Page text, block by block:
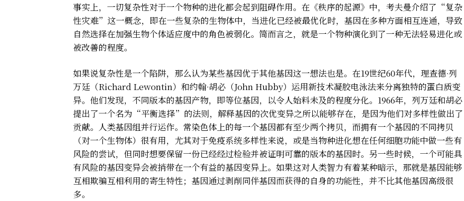
事实上，一切复杂性对于一个物种的进化都会起到阻碍作用。在《秩序的起源》中，考夫曼介绍了“复杂
性灾难”这一概念，即在一些复杂的生物体中，当进化已经被最优化时，基因在多种方面相互连通，导致
自然选择在加强生物个体适应度中的角色被弱化。简而言之，就是一个物种演化到了一种无法轻易进化或
被改善的程度。
如果说复杂性是一个陷阱，那么认为某些基因优于其他基因这一想法也是。在19世纪60年代，理查德·列
万廷（Richard Lewontin）和约翰·胡必（John Hubby）运用新技术凝胶电泳法来分离独特的蛋白质变
异。他们发现，不同版本的基因产物，即等位基因，以令人始料未及的程度分化。1966年，列万廷和胡必
提出了一个名为“平衡选择”的法则，解释基因的次优变异之所以能够存在，是因为他们对多样性做出了
贡献。人类基因组并行运作。常染色体上的每一个基因都有至少两个拷贝，而拥有一个基因的不同拷贝
（对一个生物体）很有用，尤其对于免疫系统多样性来说，或是当物种进化想在任何细胞功能中做一些有
风险的尝试，但同时想要保留一份已经经过检验并被证明可靠的版本的基因时。另一些时候，一个可能具
有风险的基因变异会被捎带在一个有益的基因变异上。如果这对人类智力有着某种暗示，那就是基因能够
互相欺骗互相利用的寄生特性；基因通过剥削同伴基因而获得的自身的功能性，并不比其他基因高级很
多。